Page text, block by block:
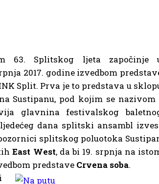
63. Splitskog ljeta započinje
2017. godine izvedbom
Split. Prva je to predstava u
Sustipanu, pod kojim se nazivom
glavnina festivalskog
dana splitski ansambl
splitskog poluotoka
East West, da bi 19. srpnja na
predstave Crvena soba.